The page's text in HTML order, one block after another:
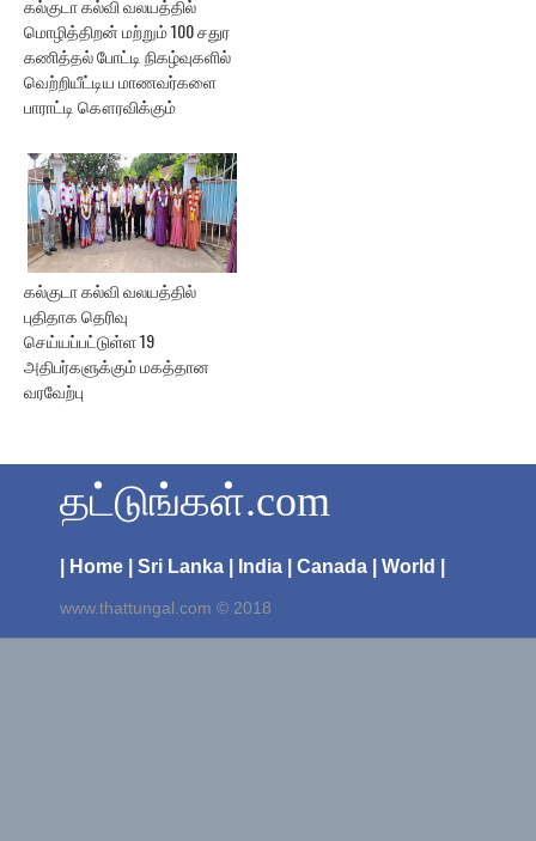
கல்குடா கல்வி வலயத்தில்
மொழித்திறன் மற்றும் 100 சதுர
கணித்தல் போட்டி நிகழ்வுகளில்
வெற்றியீட்டிய மாணவர்களை
பாராட்டி கௌரவிக்கும்
கல்குடா கல்வி வலயத்தில்
புதிதாக தெரிவு
செய்யப்பட்டுள்ள 19
அதிபர்களுக்கும் மகத்தான
வரவேற்பு
தட்டுங்கள்.com
| Home | Sri Lanka | India | Canada | World |
www.thattungal.com © 2018